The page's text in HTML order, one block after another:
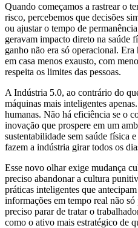
Quando começamos a rastrear o
risco, percebemos que decisões
ou ajustar o tempo de
geravam impacto direto na saúde
ganho não era só operacional.
em casa menos exausto, com
respeita os limites das pessoas.
A Indústria 5.0, ao contrário do
máquinas mais inteligentes
humanas. Não há eficiência se o
inovação que prospere em um
sustentabilidade sem saúde física
fazem a indústria girar todos os
Esse novo olhar exige mudança
preciso abandonar a cultura
práticas inteligentes que
informações em tempo real não
preciso parar de tratar o
como o ativo mais estratégico de